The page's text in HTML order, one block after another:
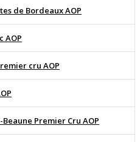
de Bordeaux AOP
AOP
cru AOP
Premier Cru AOP